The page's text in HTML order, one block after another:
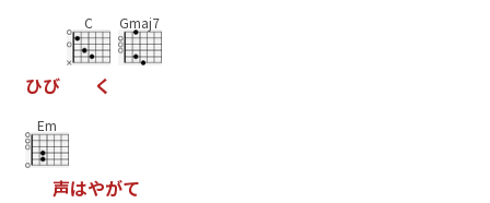
ひび
C
く
Gmaj7
Em
声はやがて